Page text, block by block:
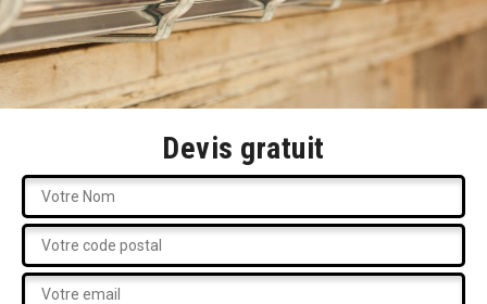
Devis gratuit